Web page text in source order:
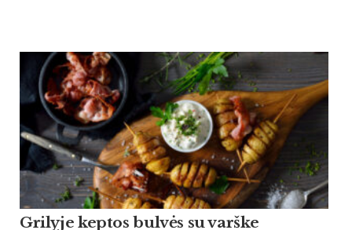
Grilyje keptos bulvės su varške